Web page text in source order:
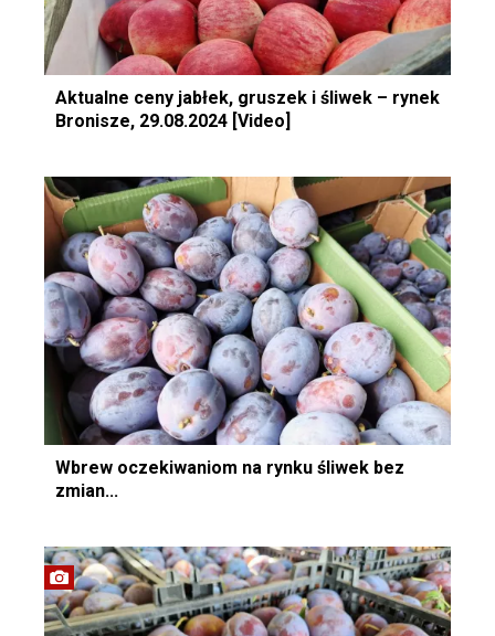
Aktualne ceny jabłek, gruszek i śliwek – rynek
Bronisze, 29.08.2024 [Video]
Wbrew oczekiwaniom na rynku śliwek bez
zmian...